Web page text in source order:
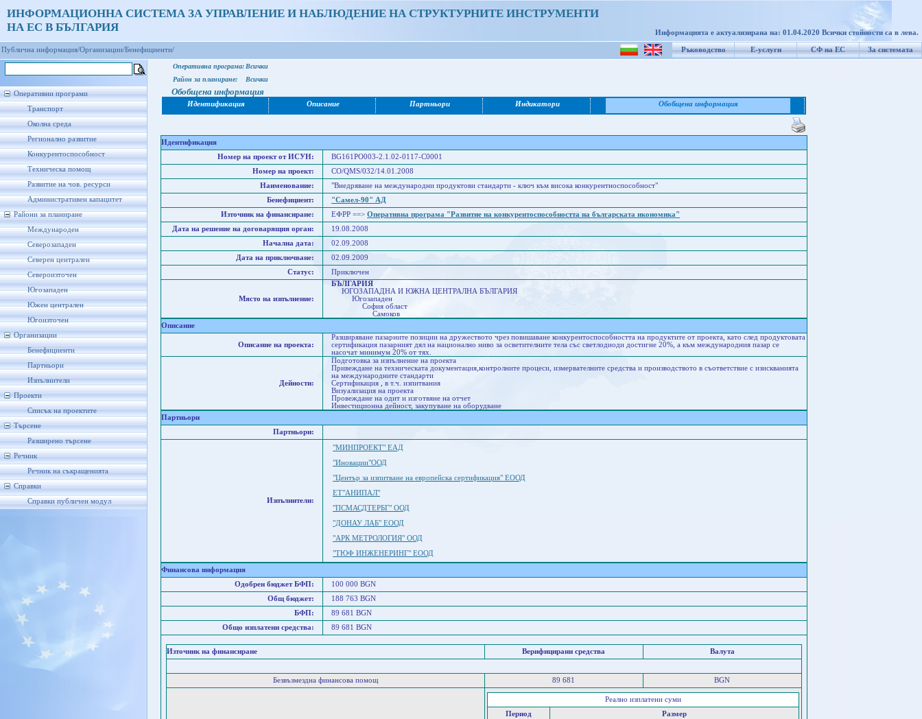
ИНФОРМАЦИОННА СИСТЕМА ЗА УПРАВЛЕНИЕ И НАБЛЮДЕНИЕ НА СТРУКТУРНИТЕ ИНСТРУМЕНТИ
НА ЕС В БЪЛГАРИЯ
Информацията е актуализирана на: 01.04.2020 Всички стойности са в лева.
Ръководство Е-услуги СФ на ЕС За системата
Публична информация/Организации/Бенефициенти/
Оперативни програми
Транспорт
Околна среда
Регионално развитие
Конкурентоспособност
Техническа помощ
Развитие на чов. ресурси
Административен капацитет
Райони за планиране
Международен
Северозападен
Северен централен
Североизточен
Югозападен
Южен централен
Югоизточен
Организации
Бенефициенти
Партньори
Изпълнители
Проекти
Списък на проектите
Търсене
Разширено търсене
Речник
Речник на съкращенията
Справки
Справки публичен модул
Оперативна програма: Всички
Район за планиране:
Всички
Обобщена информация
Идентификация Описание Партньори Индикатори Обобщена информация
Идентификация
Номер на проект от ИСУН:
BG161PO003-2.1.02-0117-C0001
Номер на проект:
СО/QMS/032/14.01.2008
Наименование:
"Внедряване на международни продуктови стандарти - ключ към висока конкурентноспособност"
Бенефициент:
"Самел-90" АД
Източник на финансиране:
ЕФРР ==> Оперативна програма "Развитие на конкурентоспособността на българската икономика"
Дата на решение на договарящия орган:
19.08.2008
Начална дата:
02.09.2008
Дата на приключване:
02.09.2009
Статус:
Приключен
Място на изпълнение:
БЪЛГАРИЯ
ЮГОЗАПАДНА И ЮЖНА ЦЕНТРАЛНА БЪЛГАРИЯ
Югозападен
София област
Самоков
Описание
Описание на проекта:
Разширяване пазарните позиции на дружеството чрез повишаване конкурентоспособността на продуктите от проекта, като след продуктовата
сертификация пазарният дял на национално ниво за осветителните тела със светлодиоди достигне 20%, а към международния пазар се
насочат минимум 20% от тях.
Дейности:
Подготовка за изпълнение на проекта
Привеждане на техническата документация,контролните процеси, измервателните средства и производството в съответствие с изискванията
на международните стандарти
Сертификация , в т.ч. изпитвания
Визуализация на проекта
Провеждане на одит и изготвяне на отчет
Инвестиционна дейност, закупуване на оборудване
Партньори
Партньори:
Изпълнители:
"МИНПРОЕКТ" ЕАД
"Иновации"ООД
"Център за изпитване на европейска сертификация" ЕООД
ET"АНИПАЛ"
"ПСМАСДТЕРБГ" ООД
"ДОНАУ ЛАБ" ЕООД
"АРК МЕТРОЛОГИЯ" ООД
"ТЮФ ИНЖЕНЕРИНГ" ЕООД
Финансова информация
Одобрен бюджет БФП:
100 000 BGN
Общ бюджет:
188 763 BGN
БФП:
89 681 BGN
Общо изплатени средства:
89 681 BGN
Източник на финансиране Верифицирани средства Валута
Безвъзмездна финансова помощ 89 681 BGN
Реално изплатени суми
Период
Размер